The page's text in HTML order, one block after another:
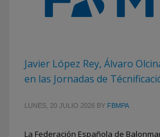
Javier López Rey, Álvaro
en las Jornadas de
LUNES, 20 JULIO 2026 BY FBMPA
La Federación Española de